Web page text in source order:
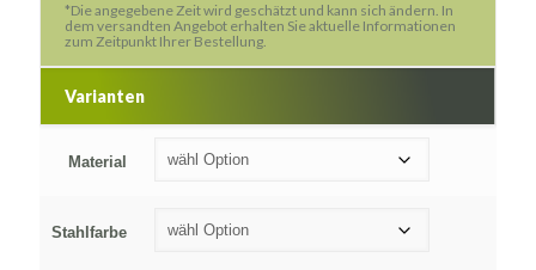
*Die angegebene Zeit wird geschätzt und kann sich ändern. In
dem versandten Angebot erhalten Sie aktuelle Informationen
zum Zeitpunkt Ihrer Bestellung.
Varianten
Material
Stahlfarbe